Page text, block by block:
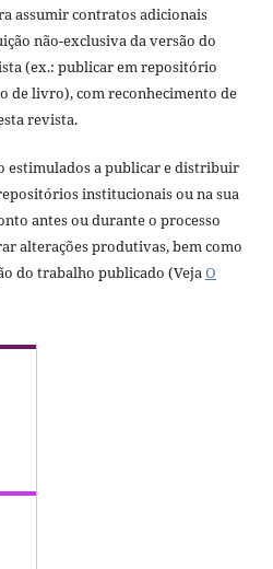
assumir contratos adicionais
não-exclusiva da versão do
(ex.: publicar em repositório
de livro), com reconhecimento de
revista.
estimulados a publicar e distribuir
institucionais ou na sua
antes ou durante o processo
alterações produtivas, bem como
do trabalho publicado (VejaO